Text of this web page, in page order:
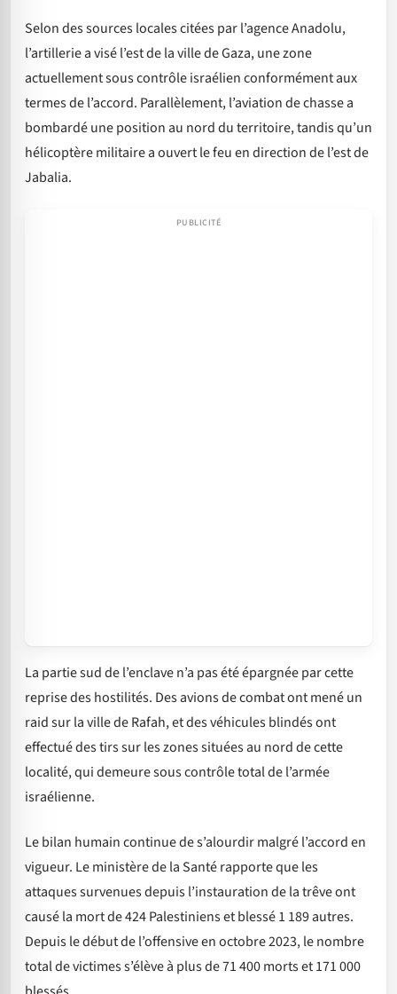
Selon des sources locales citées par l’agence Anadolu,
l’artillerie a visé l’est de la ville de Gaza, une zone
actuellement sous contrôle israélien conformément aux
termes de l’accord. Parallèlement, l’aviation de chasse a
bombardé une position au nord du territoire, tandis qu’un
hélicoptère militaire a ouvert le feu en direction de l’est de
Jabalia.
La partie sud de l’enclave n’a pas été épargnée par cette
reprise des hostilités. Des avions de combat ont mené un
raid sur la ville de Rafah, et des véhicules blindés ont
effectué des tirs sur les zones situées au nord de cette
localité, qui demeure sous contrôle total de l’armée
israélienne.
Le bilan humain continue de s’alourdir malgré l’accord en
vigueur. Le ministère de la Santé rapporte que les
attaques survenues depuis l’instauration de la trêve ont
causé la mort de 424 Palestiniens et blessé 1 189 autres.
Depuis le début de l’offensive en octobre 2023, le nombre
total de victimes s’élève à plus de 71 400 morts et 171 000